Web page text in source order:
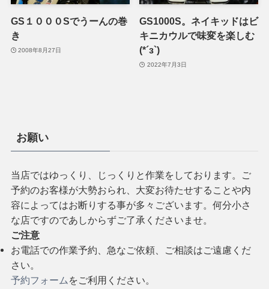
GS１０００Sでうーんの巻
き
2008年8月27日
GS1000S。ネイキッドはビ
キニカウルで味変を楽しむ
(*´з`)
2022年7月3日
お願い
当店ではゆっくり、じっくりと作業をしております。ご
予約のお客様が大勢おられ、大変お待たせすることや内
容によってはお断りする事が多々ございます。何分小さ
な店ですのであしからずご了承くださいませ。
ご注意
お電話での作業予約、急なご依頼、ご相談はご遠慮くだ
さい。
予約フォーム をご利用ください。